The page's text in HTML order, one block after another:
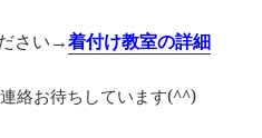
さい→着付け教室の詳細
絡お待ちしています(^^)